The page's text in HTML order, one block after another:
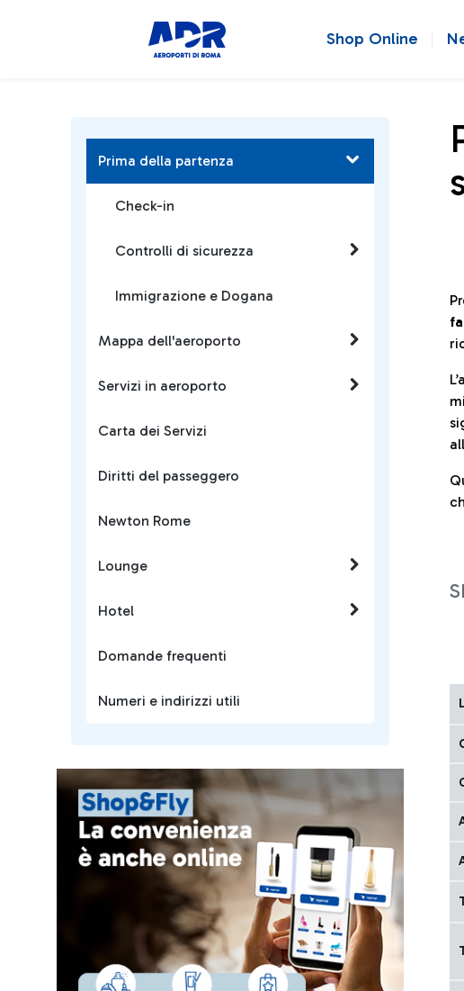
Shop Online
Prima della partenza
Check-in
Controlli di sicurezza
Immigrazione e Dogana
Mappa dell'aeroporto
Servizi in aeroporto
Carta dei Servizi
Diritti del passeggero
Newton Rome
Lounge
Hotel
Domande frequenti
Numeri e indirizzi utili